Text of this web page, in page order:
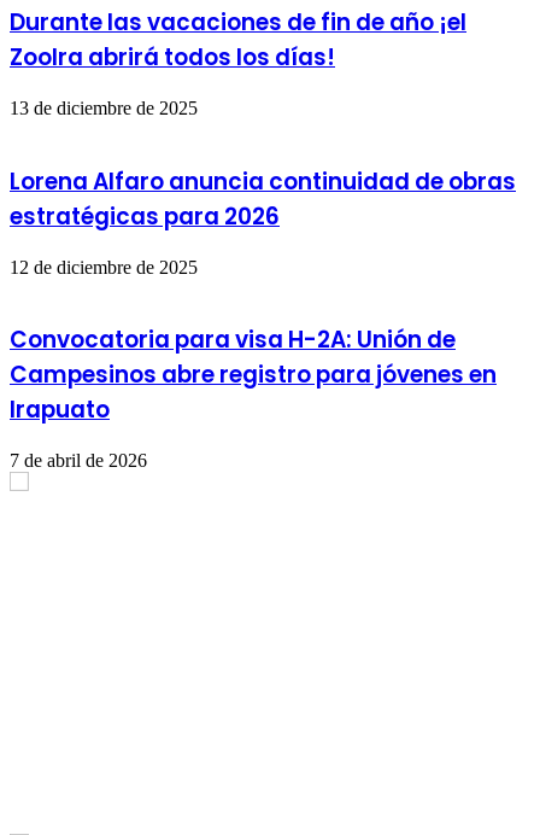
Durante las vacaciones de fin de año ¡el
ZooIra abrirá todos los días!
13 de diciembre de 2025
Lorena Alfaro anuncia continuidad de obras
estratégicas para 2026
12 de diciembre de 2025
Convocatoria para visa H-2A: Unión de
Campesinos abre registro para jóvenes en
Irapuato
7 de abril de 2026